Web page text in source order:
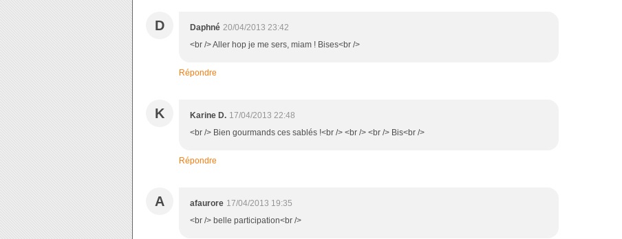
D Daphné 20/04/2013 23:42
<br /> Aller hop je me sers, miam ! Bises<br />
Répondre
K Karine D. 17/04/2013 22:48
<br /> Bien gourmands ces sablés !<br /> <br /> <br /> Bis<br />
Répondre
A afaurore 17/04/2013 19:35
<br /> belle participation<br />